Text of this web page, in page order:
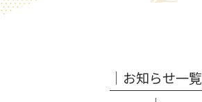
│お知らせ一覧